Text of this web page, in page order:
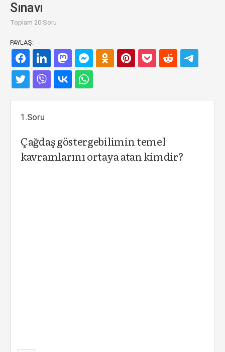
Sınavı
Toplam 20 Soru
PAYLAŞ:
1.Soru
Çağdaş göstergebilimin temel
kavramlarını ortaya atan kimdir?